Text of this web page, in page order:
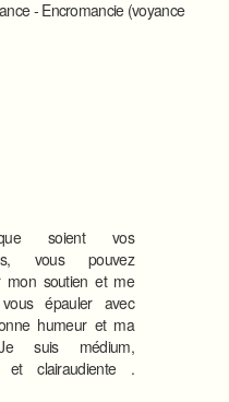
- Encromancie (voyance
soient vos
vous pouvez
mon soutien et me
épauler avec
humeur et ma
suis médium,
et clairaudiente .